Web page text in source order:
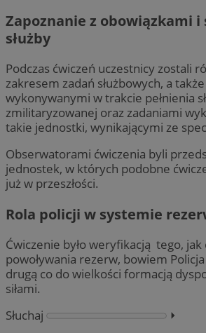
Zapoznanie z obowiązkami i
służby
Podczas ćwiczeń uczestnicy zostali
zakresem zadań służbowych, a
wykonywanymi w trakcie pełnienia
zmilitaryzowanej oraz zadaniami
takie jednostki, wynikającymi ze
Obserwatorami ćwiczenia byli
jednostek, w których podobne
już w przeszłości.
Rola policji w systemie
Ćwiczenie było weryfikacją tego, jak
powoływania rezerw, bowiem
drugą co do wielkości formacją
siłami.
Słuchaj
⏵︎